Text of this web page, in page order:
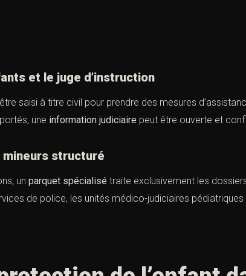
et le juge d’instruction
saisi à titre civil pour prendre des mesures
une information judiciaire peut être ouverte et
structuré
un parquet spécialisé traite exclusivement les
de police, les unités médico-judiciaires